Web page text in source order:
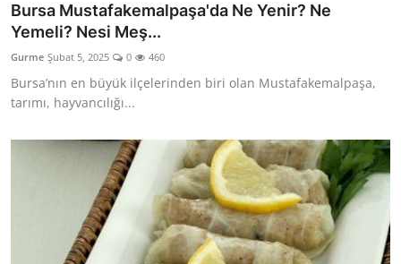
Bursa Mustafakemalpaşa'da Ne Yenir? Ne
Yemeli? Nesi Meş...
Gurme Şubat 5, 2025 0 460
Bursa’nın en büyük ilçelerinden biri olan Mustafakemalpaşa,
tarımı, hayvancılığı...